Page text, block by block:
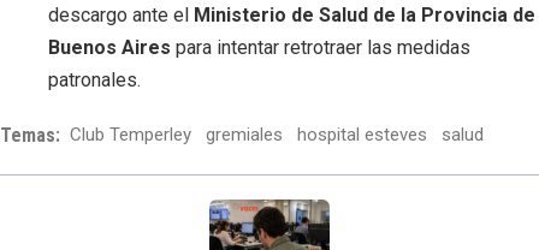
descargo ante el Ministerio de Salud de la Provincia de
Buenos Aires para intentar retrotraer las medidas
patronales.
Temas: Club Temperley gremiales hospital esteves salud